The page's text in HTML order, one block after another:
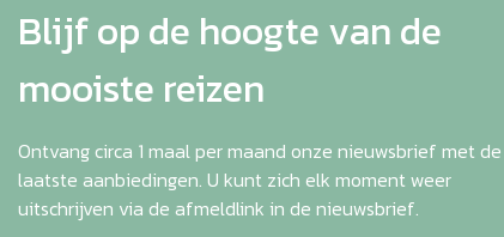
Blijf op de hoogte van de
mooiste reizen
Ontvang circa 1 maal per maand onze nieuwsbrief met de
laatste aanbiedingen. U kunt zich elk moment weer
uitschrijven via de afmeldlink in de nieuwsbrief.